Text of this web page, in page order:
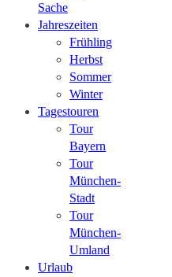
Sache
Jahreszeiten
Frühling
Herbst
Sommer
Winter
Tagestouren
Tour
Bayern
Tour
München-
Stadt
Tour
München-
Umland
Urlaub